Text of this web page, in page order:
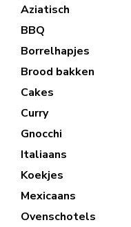
Aziatisch
BBQ
Borrelhapjes
Brood bakken
Cakes
Curry
Gnocchi
Italiaans
Koekjes
Mexicaans
Ovenschotels